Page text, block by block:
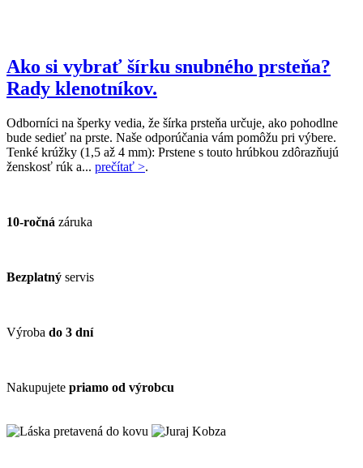
Ako si vybrať šírku snubného prsteňa?
Rady klenotníkov.
Odborníci na šperky vedia, že šírka prsteňa určuje, ako pohodlne
bude sedieť na prste. Naše odporúčania vám pomôžu pri výbere.
Tenké krúžky (1,5 až 4 mm): Prstene s touto hrúbkou zdôrazňujú
ženskosť rúk a... prečítať >.
10-ročná záruka
Bezplatný servis
Výroba do 3 dní
Nakupujete priamo od výrobcu